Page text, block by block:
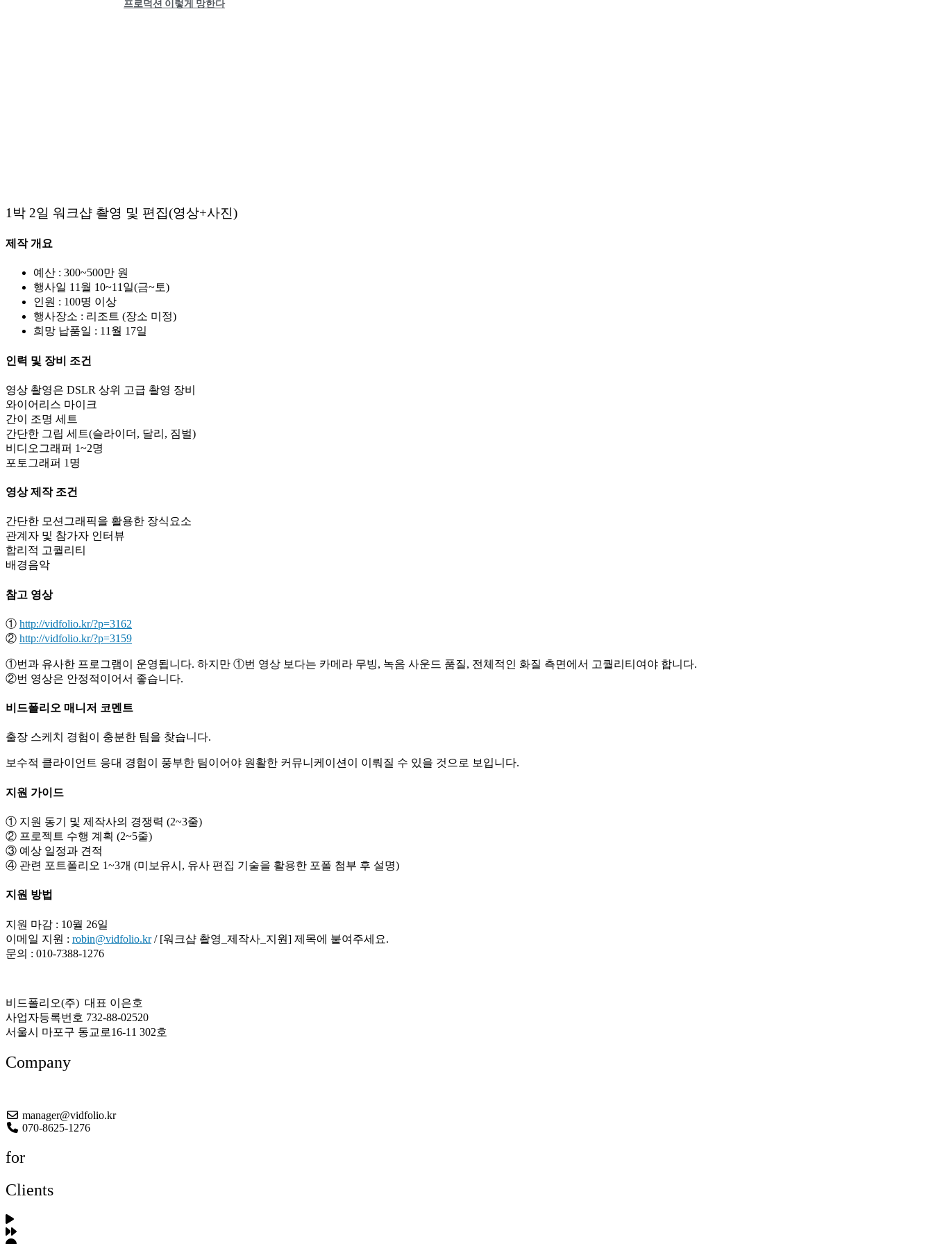
프로덕션 이렇게 망한다
1박 2일 워크샵 촬영 및 편집(영상+사진)
제작 개요
예산 : 300~500만 원
행사일 11월 10~11일(금~토)
인원 : 100명 이상
행사장소 : 리조트 (장소 미정)
희망 납품일 : 11월 17일
인력 및 장비 조건
영상 촬영은 DSLR 상위 고급 촬영 장비
와이어리스 마이크
간이 조명 세트
간단한 그립 세트(슬라이더, 달리, 짐벌)
비디오그래퍼 1~2명
포토그래퍼 1명
영상 제작 조건
간단한 모션그래픽을 활용한 장식요소
관계자 및 참가자 인터뷰
합리적 고퀄리티
배경음악
참고 영상
① http://vidfolio.kr/?p=3162
② http://vidfolio.kr/?p=3159
①번과 유사한 프로그램이 운영됩니다. 하지만 ①번 영상 보다는 카메라 무빙, 녹음 사운드 품질, 전체적인 화질 측면에서 고퀄리티여야 합니다.
②번 영상은 안정적이어서 좋습니다.
비드폴리오 매니저 코멘트
출장 스케치 경험이 충분한 팀을 찾습니다.
보수적 클라이언트 응대 경험이 풍부한 팀이어야 원활한 커뮤니케이션이 이뤄질 수 있을 것으로 보입니다.
지원 가이드
① 지원 동기 및 제작사의 경쟁력 (2~3줄)
② 프로젝트 수행 계획 (2~5줄)
③ 예상 일정과 견적
④ 관련 포트폴리오 1~3개 (미보유시, 유사 편집 기술을 활용한 포폴 첨부 후 설명)
지원 방법
지원 마감 : 10월 26일
이메일 지원 : robin@vidfolio.kr/ [워크샵 촬영_제작사_지원] 제목에 붙여주세요.
문의 : 010-7388-1276
비드폴리오(주) 대표 이은호
사업자등록번호 732-88-02520
서울시 마포구 동교로16-11 302호
Company
manager@vidfolio.kr
070-8625-1276
for
Clients